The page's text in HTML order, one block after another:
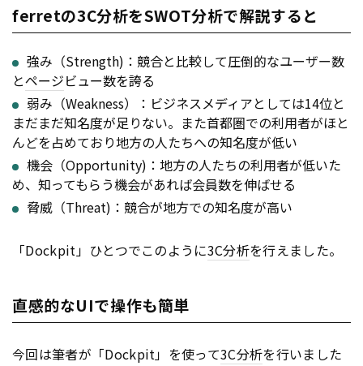
ferretの3C分析をSWOT分析で解説すると
強み（Strength)：競合と比較して圧倒的なユーザー数
とページビュー数を誇る
弱み（Weakness）：ビジネスメディアとしては14位と
まだまだ知名度が足りない。また首都圏での利用者がほと
んどを占めており地方の人たちへの知名度が低い
機会（Opportunity)：地方の人たちの利用者が低いた
め、知ってもらう機会があれば会員数を伸ばせる
脅威（Threat)：競合が地方での知名度が高い
「Dockpit」ひとつでこのように3C分析を行えました。
直感的なUIで操作も簡単
今回は筆者が「Dockpit」を使って3C分析を行いました